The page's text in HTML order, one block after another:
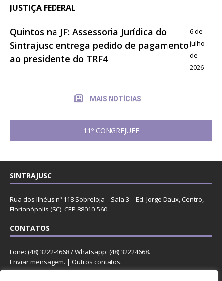
JUSTIÇA FEDERAL
Quintos na JF: Assessoria Jurídica do
Sintrajusc entrega pedido de pagamento
ao presidente do TRF4
6 de
julho
de
2026
MAIS NOTÍCIAS
11º CONGREJUFE
SINTRAJUSC
Rua dos Ilhéus nº 118 Sobreloja – Sala 3 – Ed. Jorge Daux, Centro,
Florianópolis (SC). CEP 88010-560.
CONTATOS
Fone: (48) 3222-4668 / Whatsapp: (48) 32224668.
Enviar mensagem. | Outros contatos.